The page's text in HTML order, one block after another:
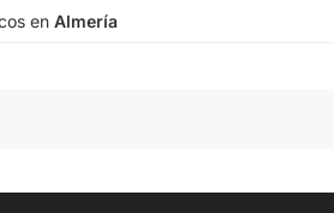
en Almería